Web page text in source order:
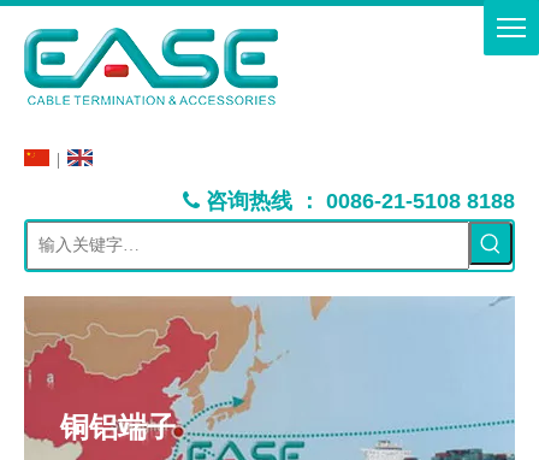
 咨询热线 ： 0086-21-5108 8188
铜铝端子